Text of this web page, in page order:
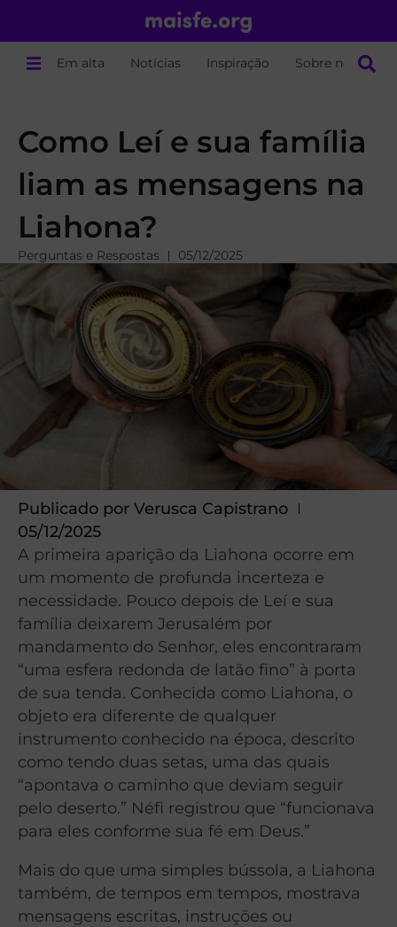
Em alta Notícias Inspiração Sobre nós
Como Leí e sua família
liam as mensagens na
Liahona?
Perguntas e Respostas 05/12/2025
Publicado por Verusca Capistrano
05/12/2025
A primeira aparição da Liahona ocorre em
um momento de profunda incerteza e
necessidade. Pouco depois de Leí e sua
família deixarem Jerusalém por
mandamento do Senhor, eles encontraram
“uma esfera redonda de latão fino” à porta
de sua tenda. Conhecida como Liahona, o
objeto era diferente de qualquer
instrumento conhecido na época, descrito
como tendo duas setas, uma das quais
“apontava o caminho que deviam seguir
pelo deserto.” Néfi registrou que “funcionava
para eles conforme sua fé em Deus.”
Mais do que uma simples bússola, a Liahona
também, de tempos em tempos, mostrava
mensagens escritas, instruções ou